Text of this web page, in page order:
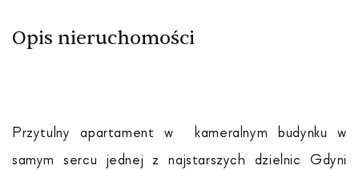
Opis nieruchomości
Przytulny apartament w kameralnym budynku w
samym sercu jednej z najstarszych dzielnic Gdyni